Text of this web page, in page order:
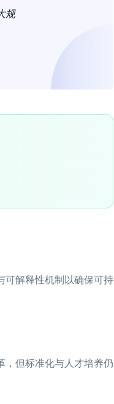
规
可解释性机制以确保可持
，但标准化与人才培养仍